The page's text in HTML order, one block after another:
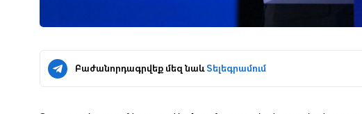
Բաժանորդագրվեք մեզ նաևՏելեգրամում